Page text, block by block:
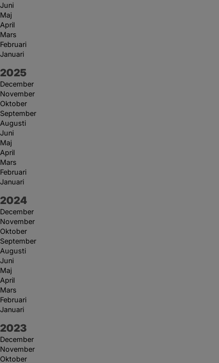
Juni
Maj
April
Mars
Februari
Januari
År:
2025
December
November
Oktober
September
Augusti
Juni
Maj
April
Mars
Februari
Januari
År:
2024
December
November
Oktober
September
Augusti
Juni
Maj
April
Mars
Februari
Januari
År:
2023
December
November
Oktober